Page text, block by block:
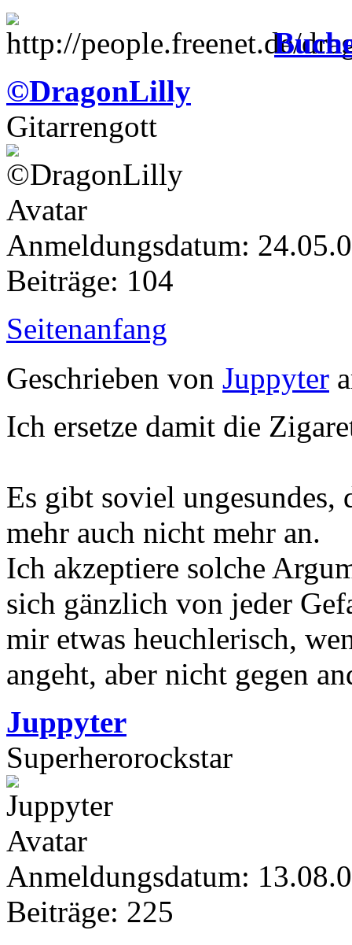
©DragonLilly
Gitarrengott
Anmeldungsdatum:
Beiträge: 104
Seitenanfang
Geschrieben von Juppyter
Ich ersetze damit die
Es gibt soviel ungesundes,
mehr auch nicht mehr an.
Ich akzeptiere solche
sich gänzlich von jeder
mir etwas heuchlerisch,
angeht, aber nicht gegen
Juppyter
Superherorockstar
Anmeldungsdatum:
Beiträge: 225